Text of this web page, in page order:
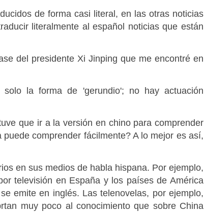
de forma casi literal, en las otras noticias
literalmente al español noticias que están
del presidente Xi Jinping que me encontré en
la forma de 'gerundio'; no hay actuación
que ir a la versión en chino para comprender
comprender fácilmente? A lo mejor es así,
en sus medios de habla hispana. Por ejemplo,
televisión en España y los países de América
emite en inglés. Las telenovelas, por ejemplo,
muy poco al conocimiento que sobre China